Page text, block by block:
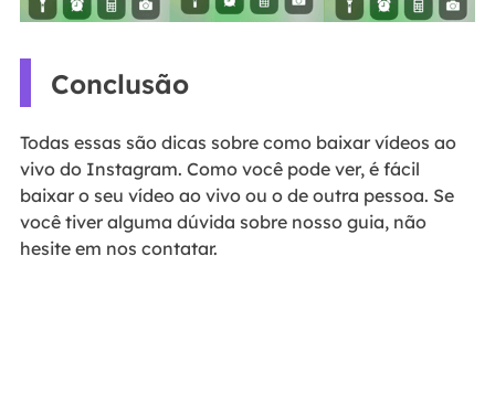
Conclusão
Todas essas são dicas sobre como baixar vídeos ao
vivo do Instagram. Como você pode ver, é fácil
baixar o seu vídeo ao vivo ou o de outra pessoa. Se
você tiver alguma dúvida sobre nosso guia, não
hesite em nos contatar.